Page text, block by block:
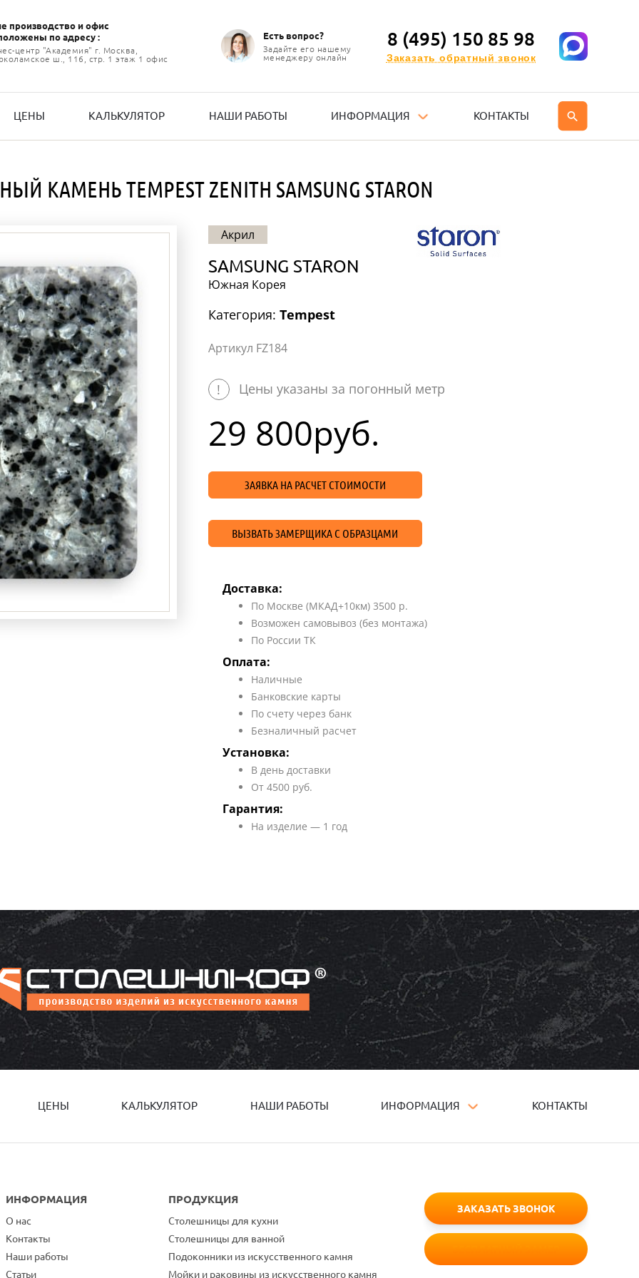
производство и офиc
по адресу :
центр "Академия" г. Москва,
ш., 116, стр. 1 этаж 1 офис
Есть вопрос?
Задайте его нашему
менеджеру онлайн
8 (495) 150 85 98
Заказать обратный звонок
ЦЕНЫ КАЛЬКУЛЯТОР НАШИ РАБОТЫ ИНФОРМАЦИЯ КОНТАКТЫ
КАМЕНЬ TEMPEST ZENITH SAMSUNG STARON
Акрил
SAMSUNG STARON
Южная Корея
Категория: Tempest
Артикул FZ184
! Цены указаны за погонный метр
29 800руб.
ЗАЯВКА НА РАСЧЕТ СТОИМОСТИ
ВЫЗВАТЬ ЗАМЕРЩИКА С ОБРАЗЦАМИ
Доставка:
По Москве (МКАД+10км) 3500 р.
Возможен самовывоз (без монтажа)
По России ТК
Оплата:
Наличные
Банковские карты
По счету через банк
Безналичный расчет
Установка:
В день доставки
От 4500 руб.
Гарантия:
На изделие — 1 год
ЦЕНЫ КАЛЬКУЛЯТОР НАШИ РАБОТЫ ИНФОРМАЦИЯ КОНТАКТЫ
ИНФОРМАЦИЯ
О нас
Контакты
Наши работы
Статьи
ПРОДУКЦИЯ
Столешницы для кухни
Столешницы для ванной
Подоконники из искусственного камня
Мойки и раковины из искусственного камня
ЗАКАЗАТЬ ЗВОНОК